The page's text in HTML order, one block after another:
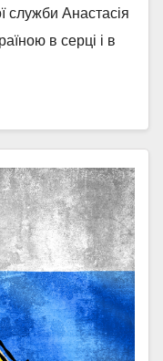
служби Анастасія
в серці і в